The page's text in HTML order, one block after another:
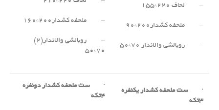
– لحاف ۲۲۰*۱۵۵
– ملحفه کشدار۲۰۰*۹۰
– روبالشی والاندار ۷۰*۵۰
– ملحفه کشدار۲۰۰*۱۶۰
– روبالشی والاندار(۲)
۷۰*۵۰
· ست ملحفه کشدار یکنفره
۳تکه
· ست ملحفه کشدار دونفره
۴تکه